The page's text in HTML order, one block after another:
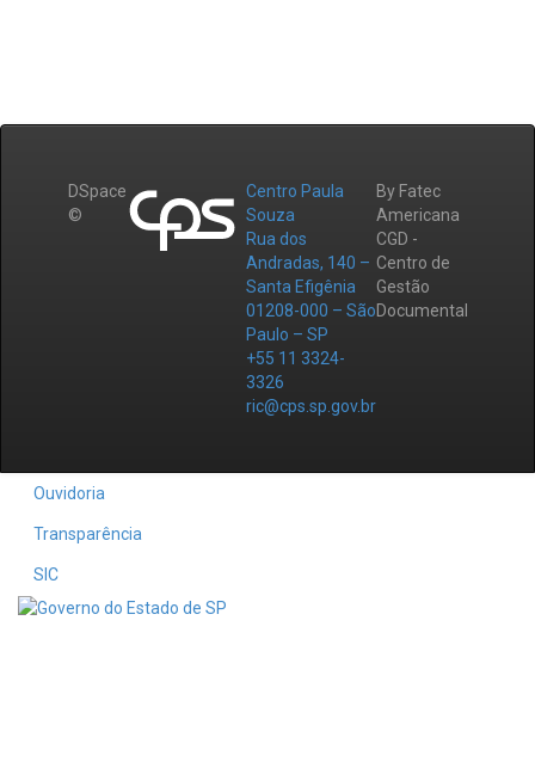
DSpace
©
Centro Paula
Souza
Rua dos
Andradas, 140 –
Santa Efigênia
01208-000 – São
Paulo – SP
+55 11 3324-
3326
ric@cps.sp.gov.br
By Fatec
Americana
CGD -
Centro de
Gestão
Documental
Ouvidoria
Transparência
SIC